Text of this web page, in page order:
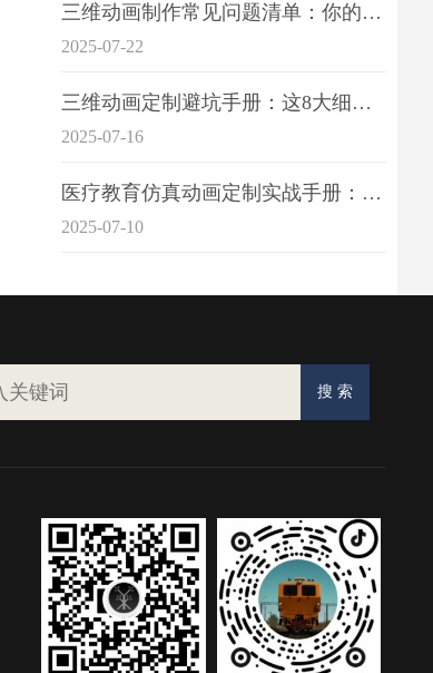
三维动画制作常见问题清单：你的项目是否踩中这6大技术雷区？
2025-07-22
三维动画定制避坑手册：这8大细节重点关注
2025-07-16
医疗教育仿真动画定制实战手册：击破传统医学教育7大痛点
2025-07-10